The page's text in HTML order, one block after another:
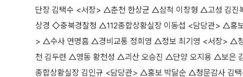
단장 김택수 <서장> △춘천 한상균 △삼척 이창형 △고성 김
상경 ◇충북경찰청 △112종합상황실장 이동섭 <담당관> △홍
> △수사 연명흠 △경비교통 정희영 △정보 최기영 <서장> △
천 김두련 △영동 황천성 △괴산 오승진 △단양 오지용 △보은
종합상황실장 김인규 <담당관> △홍보 박달순 △청문감사